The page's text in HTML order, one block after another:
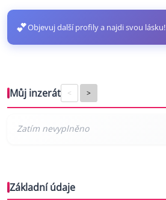
💕Objevuj další profily a najdi svou lásku!
Můj inzerát < >
Základní údaje